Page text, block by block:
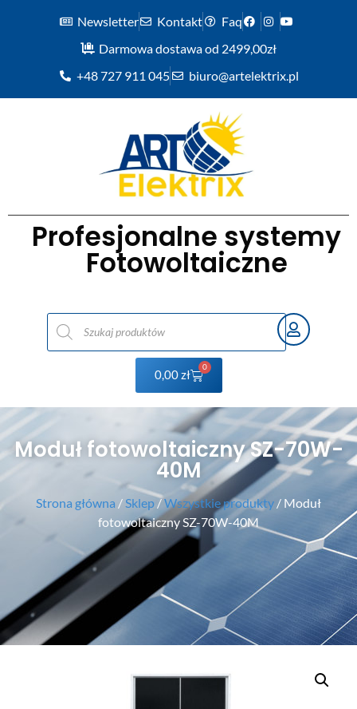
Newsletter Kontakt
Faq
Darmowa dostawa od 2499,00zł
+48 727 911 045
biuro@artelektrix.pl
Profesjonalne systemy
Fotowoltaiczne
0,00zł
0
Moduł fotowoltaiczny SZ-70W-
40M
Strona główna / Sklep/Wszystkie produkty / Moduł
fotowoltaiczny SZ-70W-40M